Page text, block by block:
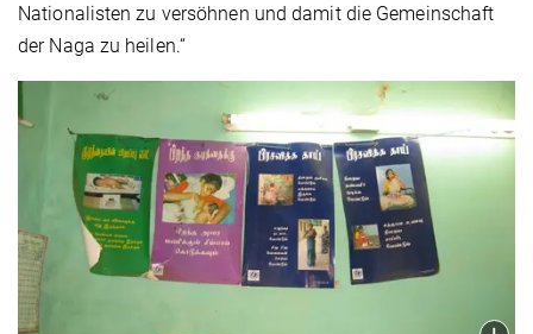
Nationalisten zu versöhnen und damit die Gemeinschaft
der Naga zu heilen.“